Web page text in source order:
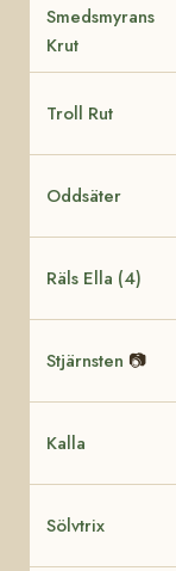
Smedsmyrans
Krut
Troll Rut
Oddsäter
Räls Ella (4)
Stjärnsten 📷
Kalla
Sölvtrix